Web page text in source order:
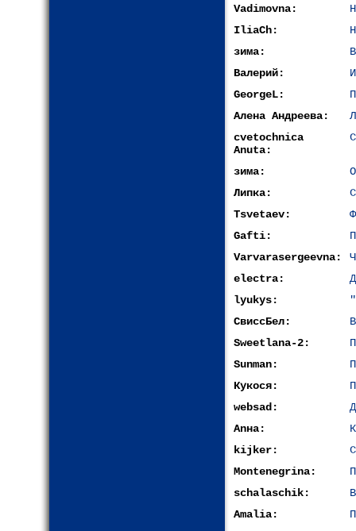
Vadimovna:
IliaCh:
зима:
Валерий:
GeorgeL:
Алена Андреева:
cvetochnica
Anuta:
зима:
Липка:
Tsvetaev:
Gafti:
Varvarasergeevna:
electra:
lyukys:
СвиссБел:
Sweetlana-2:
Sunman:
Кукося:
websad:
Anнa:
kijkеr:
Montenegrina:
schalaschik:
Amalia: